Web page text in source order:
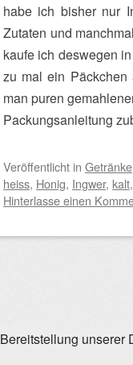
habe ich bisher nur
Zutaten und
kaufe ich deswegen
zu mal ein Päckchen
man puren
Packungsanleitung
Veröffentlicht in Getränke
heiss, Honig, Ingwer, kalt,
Hinterlasse einen
unserer